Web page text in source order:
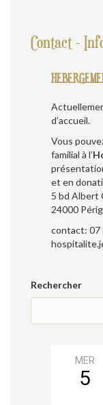
Contact -
d’accueil.
Vous
familial à l’
et en
5 bd Albert
24000
contact: 07
Rechercher
MER
5